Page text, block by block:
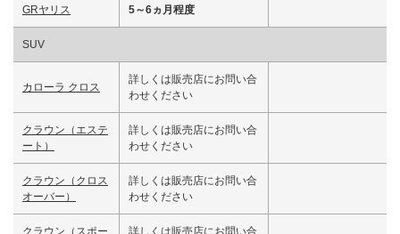
GRヤリス 5～6ヵ月程度
SUV
カローラ クロス
詳しくは販売店にお問い合
わせください
クラウン（エステ
ート）
詳しくは販売店にお問い合
わせください
クラウン（クロス
オーバー）
詳しくは販売店にお問い合
わせください